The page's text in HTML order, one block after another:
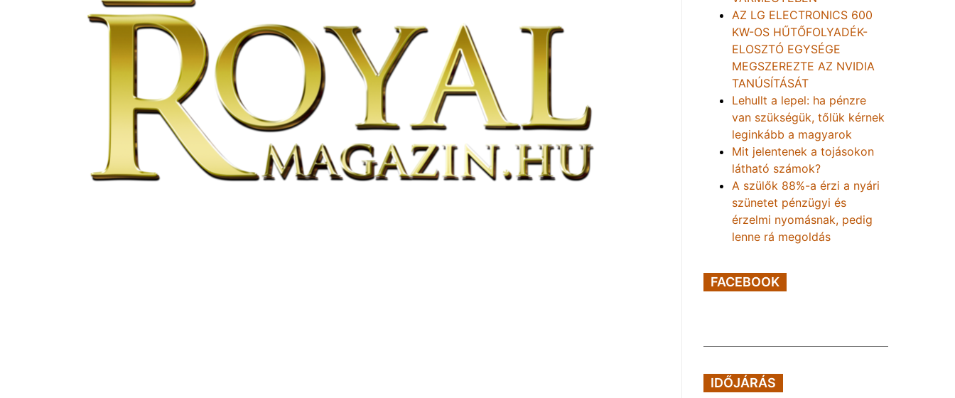
AZ LG ELECTRONICS 600
KW-OS HŰTŐFOLYADÉK-
ELOSZTÓ EGYSÉGE
MEGSZEREZTE AZ NVIDIA
TANÚSÍTÁSÁT
Lehullt a lepel: ha pénzre
van szükségük, tőlük kérnek
leginkább a magyarok
Mit jelentenek a tojásokon
látható számok?
A szülők 88%-a érzi a nyári
szünetet pénzügyi és
érzelmi nyomásnak, pedig
lenne rá megoldás
FACEBOOK
IDŐJÁRÁS